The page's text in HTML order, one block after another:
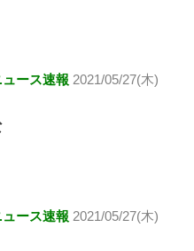
ース速報 2021/05/27(木)
ース速報 2021/05/27(木)